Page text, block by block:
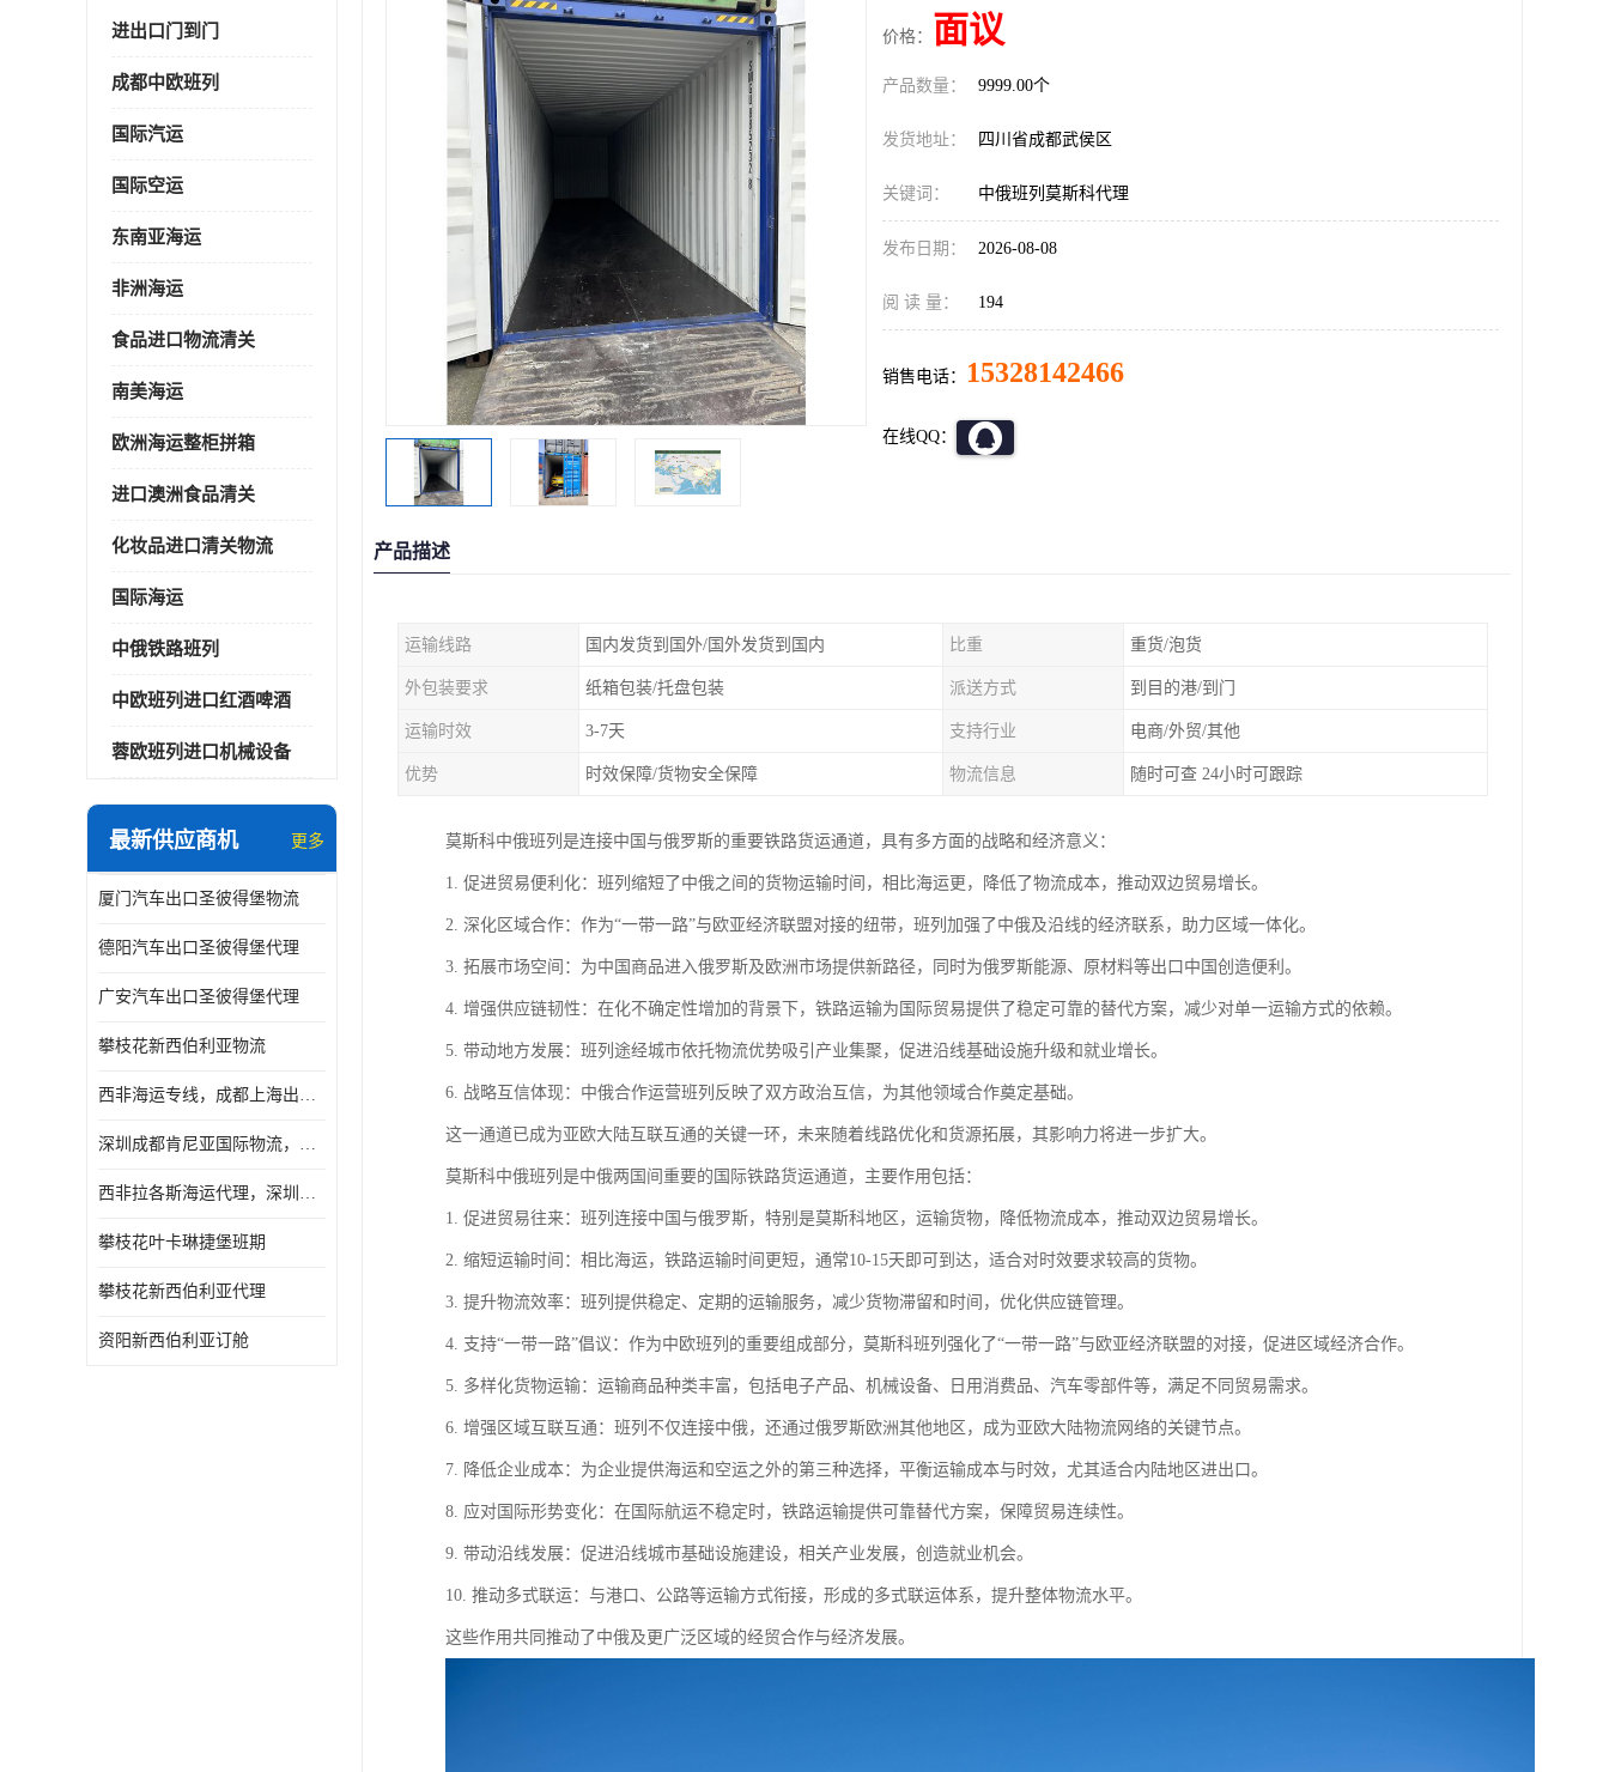
进出口门到门
成都中欧班列
国际汽运
国际空运
东南亚海运
非洲海运
食品进口物流清关
南美海运
欧洲海运整柜拼箱
进口澳洲食品清关
化妆品进口清关物流
国际海运
中俄铁路班列
中欧班列进口红酒啤酒
蓉欧班列进口机械设备
最新供应商机 更多
厦门汽车出口圣彼得堡物流
德阳汽车出口圣彼得堡代理
广安汽车出口圣彼得堡代理
攀枝花新西伯利亚物流
西非海运专线，成都上海出口纳米比亚海运
深圳成都肯尼亚国际物流，成都非洲物流公司
西非拉各斯海运代理，深圳成都拉各斯海运
攀枝花叶卡琳捷堡班期
攀枝花新西伯利亚代理
资阳新西伯利亚订舱
价格： 面议
产品数量： 9999.00个
发货地址： 四川省成都武侯区
关键词： 中俄班列莫斯科代理
发布日期： 2026-08-08
阅 读 量： 194
销售电话： 15328142466
在线QQ：
产品描述
运输线路 国内发货到国外/国外发货到国内 比重 重货/泡货
外包装要求 纸箱包装/托盘包装 派送方式 到目的港/到门
运输时效 3-7天 支持行业 电商/外贸/其他
优势 时效保障/货物安全保障 物流信息 随时可查 24小时可跟踪
莫斯科中俄班列是连接中国与俄罗斯的重要铁路货运通道，具有多方面的战略和经济意义：
1. 促进贸易便利化：班列缩短了中俄之间的货物运输时间，相比海运更，降低了物流成本，推动双边贸易增长。
2. 深化区域合作：作为“一带一路”与欧亚经济联盟对接的纽带，班列加强了中俄及沿线的经济联系，助力区域一体化。
3. 拓展市场空间：为中国商品进入俄罗斯及欧洲市场提供新路径，同时为俄罗斯能源、原材料等出口中国创造便利。
4. 增强供应链韧性：在化不确定性增加的背景下，铁路运输为国际贸易提供了稳定可靠的替代方案，减少对单一运输方式的依赖。
5. 带动地方发展：班列途经城市依托物流优势吸引产业集聚，促进沿线基础设施升级和就业增长。
6. 战略互信体现：中俄合作运营班列反映了双方政治互信，为其他领域合作奠定基础。
这一通道已成为亚欧大陆互联互通的关键一环，未来随着线路优化和货源拓展，其影响力将进一步扩大。
莫斯科中俄班列是中俄两国间重要的国际铁路货运通道，主要作用包括：
1. 促进贸易往来：班列连接中国与俄罗斯，特别是莫斯科地区，运输货物，降低物流成本，推动双边贸易增长。
2. 缩短运输时间：相比海运，铁路运输时间更短，通常10-15天即可到达，适合对时效要求较高的货物。
3. 提升物流效率：班列提供稳定、定期的运输服务，减少货物滞留和时间，优化供应链管理。
4. 支持“一带一路”倡议：作为中欧班列的重要组成部分，莫斯科班列强化了“一带一路”与欧亚经济联盟的对接，促进区域经济合作。
5. 多样化货物运输：运输商品种类丰富，包括电子产品、机械设备、日用消费品、汽车零部件等，满足不同贸易需求。
6. 增强区域互联互通：班列不仅连接中俄，还通过俄罗斯欧洲其他地区，成为亚欧大陆物流网络的关键节点。
7. 降低企业成本：为企业提供海运和空运之外的第三种选择，平衡运输成本与时效，尤其适合内陆地区进出口。
8. 应对国际形势变化：在国际航运不稳定时，铁路运输提供可靠替代方案，保障贸易连续性。
9. 带动沿线发展：促进沿线城市基础设施建设，相关产业发展，创造就业机会。
10. 推动多式联运：与港口、公路等运输方式衔接，形成的多式联运体系，提升整体物流水平。
这些作用共同推动了中俄及更广泛区域的经贸合作与经济发展。